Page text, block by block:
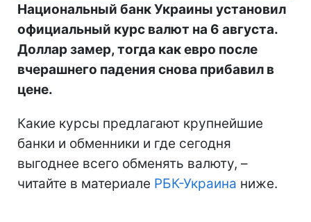
Национальный банк Украины установил
официальный курс валют на 6 августа.
Доллар замер, тогда как евро после
вчерашнего падения снова прибавил в
цене.
Какие курсы предлагают крупнейшие
банки и обменники и где сегодня
выгоднее всего обменять валюту, –
читайте в материале РБК-Украина ниже.